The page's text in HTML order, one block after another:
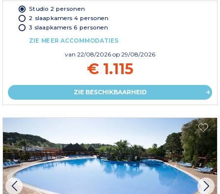
Studio 2 personen
2 slaapkamers 4 personen
3 slaapkamers 6 personen
ZIE MEER ACCOMMODATIES
van 22/08/2026 op 29/08/2026
€ 1.115
ZIE BESCHIKBAARHEID